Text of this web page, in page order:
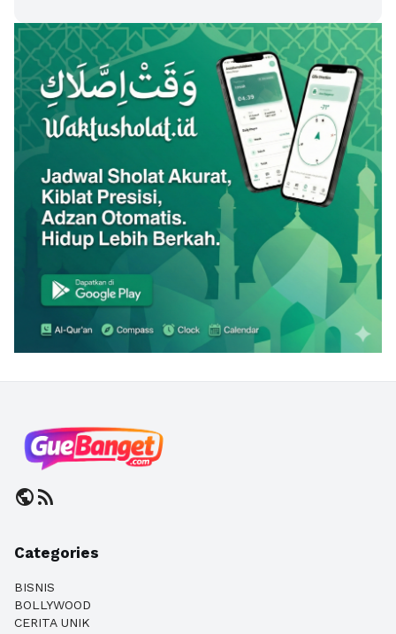
publicrss_feed
Categories
BISNIS
BOLLYWOOD
CERITA UNIK